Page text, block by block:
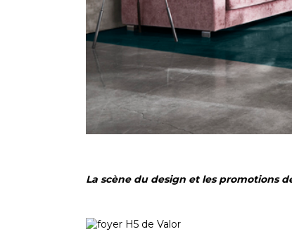
La scène du design et les promotions